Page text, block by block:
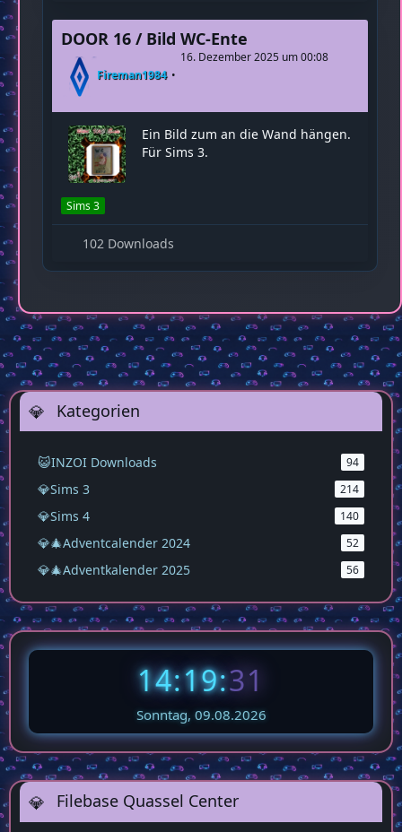
Sims 3
73 Downloads
DOOR 16 / Bild WC-Ente
Ein Bild zum an die Wand hängen.
Für Sims 3.
Sims 3
102 Downloads
Kategorien
😺INZOI Downloads 94
💎Sims 3 214
💎Sims 4 140
💎🎄Adventkalender 2025
14:19:33